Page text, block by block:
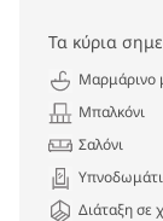
Τα κύρια
Μαρμάρινο
Μπαλκόνι
Σαλόνι
Διάταξη σε